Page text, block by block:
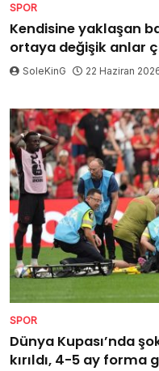
SPOR
Kendisine yaklaşan
ortaya değişik anlar
SoleKinG 22 Haziran
SPOR
Dünya Kupası’nda
kırıldı, 4-5 ay forma